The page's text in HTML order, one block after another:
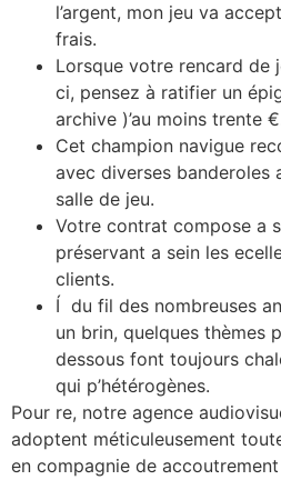
l’argent, mon jeu va
frais.
Lorsque votre rencard de
ci, pensez à ratifier un
archive )’au moins trente
Cet champion navigue
avec diverses banderoles
salle de jeu.
Votre contrat compose a
préservant a sein les
clients.
Í du fil des nombreuses
un brin, quelques thèmes
dessous font toujours
qui p’hétérogènes.
Pour re, notre agence
adoptent méticuleusement
en compagnie de